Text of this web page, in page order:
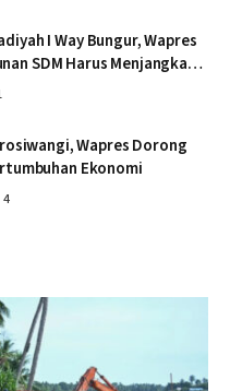
I Way Bungur, Wapres
SDM Harus Menjangkau
Wapres Dorong
Ekonomi
4